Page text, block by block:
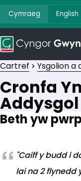
Cymraeg English
Cartref Ysgolion a
Cronfa
Beth yw
"Caiff y budd i
lai na 2 flynedd